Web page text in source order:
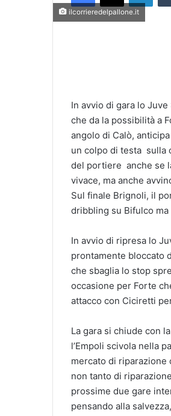
ilcorrieredelpallone.it
In avvio di gara lo
che da la possibilità a
angolo di Calò,
un colpo di testa sulla
del portiere anche se
vivace, ma anche
Sul finale Brignoli, il
dribbling su Bifulco
In avvio di ripresa lo
prontamente bloccato
che sbaglia lo stop
occasione per Forte
attacco con Ciciretti
La gara si chiude con
l’Empoli scivola nella
mercato di riparazione
non tanto di
prossime due gare
pensando alla